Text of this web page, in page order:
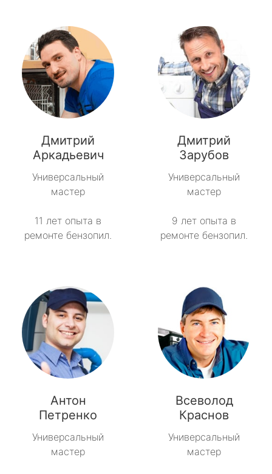
Дмитрий
Аркадьевич
Универсальный
мастер
11 лет опыта в
ремонте бензопил.
Дмитрий
Зарубов
Универсальный
мастер
9 лет опыта в
ремонте бензопил.
Антон
Петренко
Универсальный
мастер
Всеволод
Краснов
Универсальный
мастер